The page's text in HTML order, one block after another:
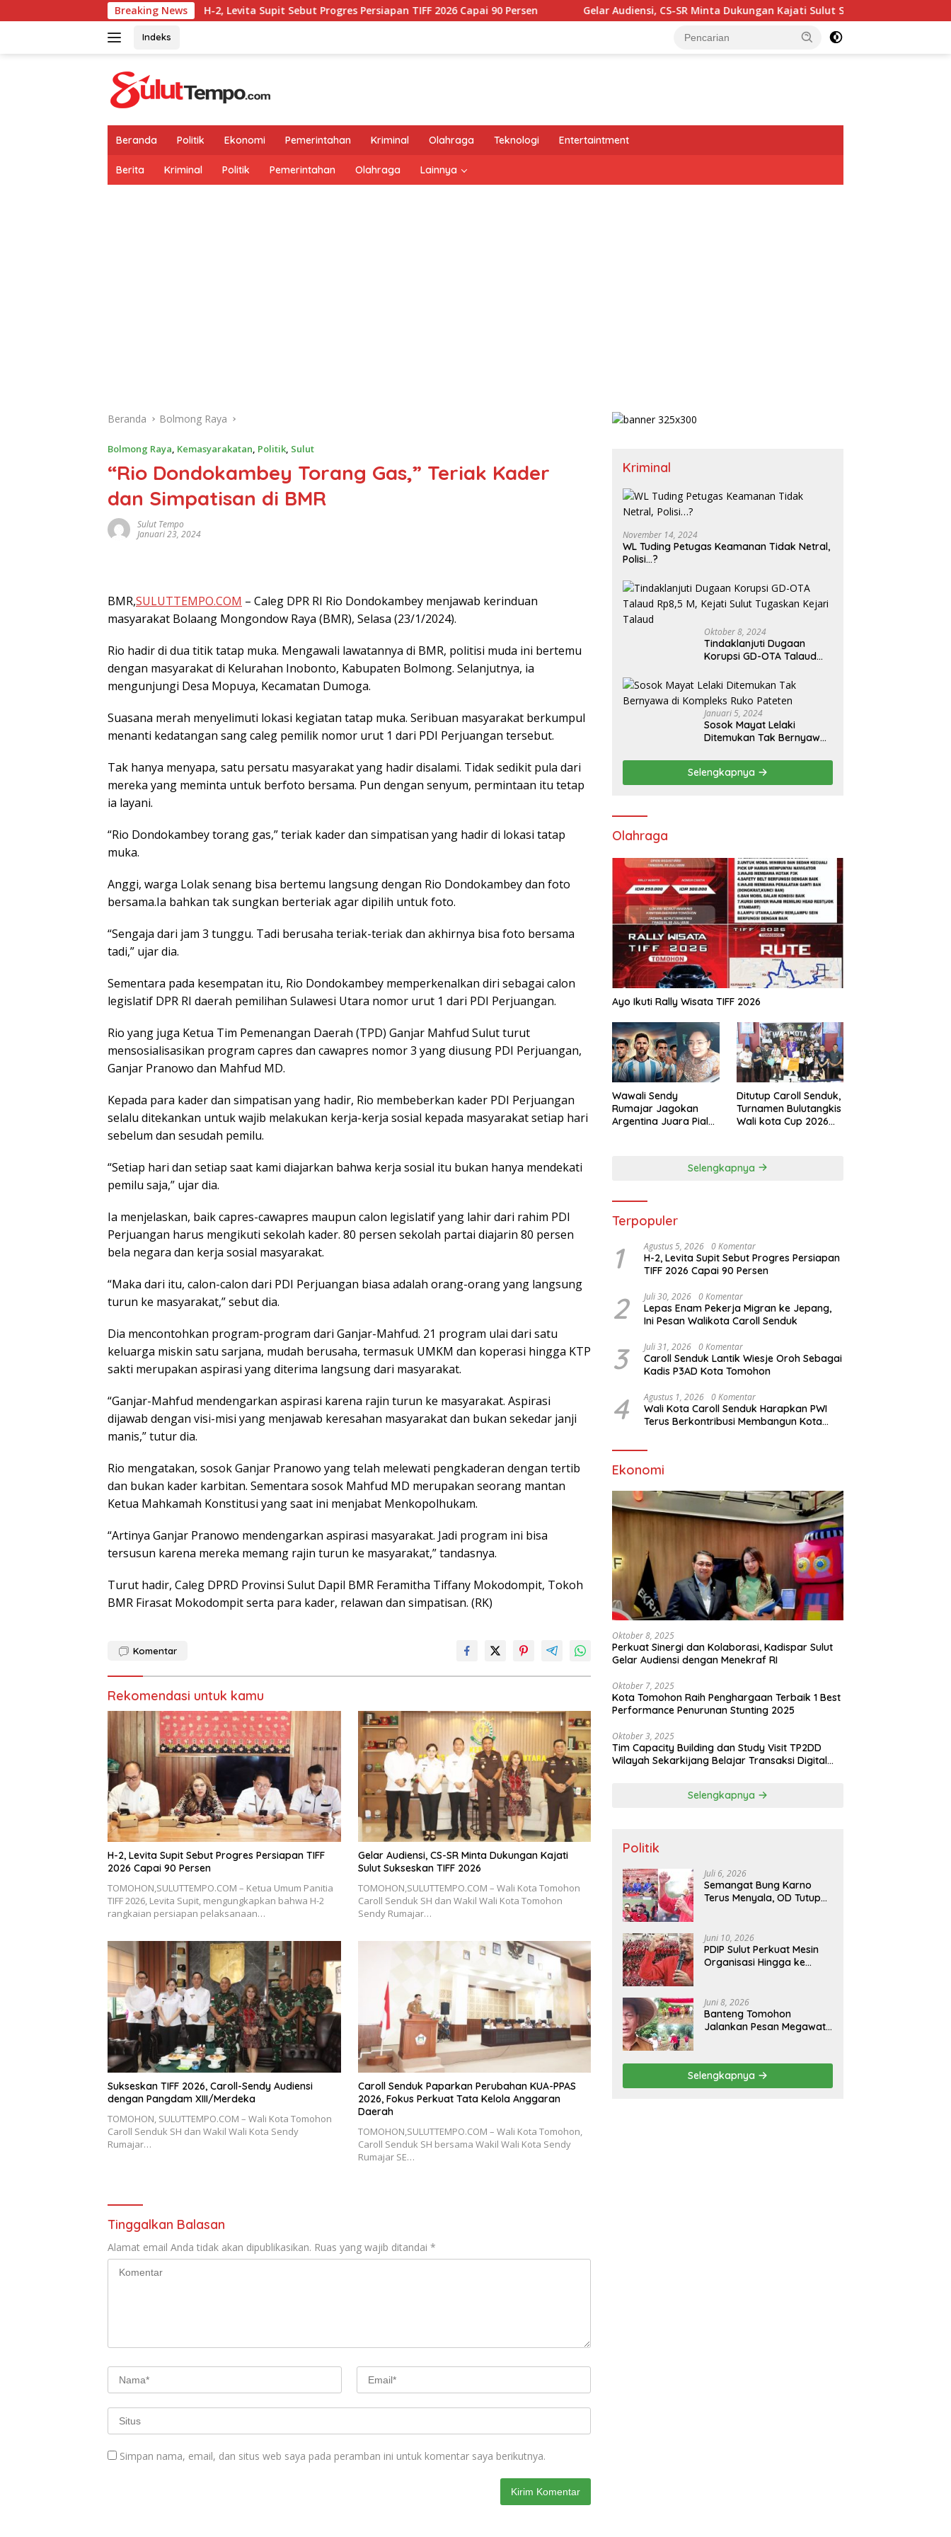
ke
Breaking News
H-2, Levita Supit Sebut Progres Persiapan TIFF 2026 Capai 90 Persen Gelar Audiensi, CS-SR Minta Dukungan Kajati Sulut Sukseskan TIFF 2026
Indeks
Beranda Politik Ekonomi Pemerintahan Kriminal Olahraga Teknologi Entertaintment
Berita Kriminal Politik Pemerintahan Olahraga Lainnya
Beranda Bolmong Raya
Bolmong Raya, Kemasyarakatan, Politik, Sulut
“Rio Dondokambey Torang Gas,” Teriak Kader
dan Simpatisan di BMR
Sulut Tempo
Januari 23, 2024
BMR,SULUTTEMPO.COM – Caleg DPR RI Rio Dondokambey menjawab kerinduan
masyarakat Bolaang Mongondow Raya (BMR), Selasa (23/1/2024).
Rio hadir di dua titik tatap muka. Mengawali lawatannya di BMR, politisi muda ini bertemu
dengan masyarakat di Kelurahan Inobonto, Kabupaten Bolmong. Selanjutnya, ia
mengunjungi Desa Mopuya, Kecamatan Dumoga.
Suasana merah menyelimuti lokasi kegiatan tatap muka. Seribuan masyarakat berkumpul
menanti kedatangan sang caleg pemilik nomor urut 1 dari PDI Perjuangan tersebut.
Tak hanya menyapa, satu persatu masyarakat yang hadir disalami. Tidak sedikit pula dari
mereka yang meminta untuk berfoto bersama. Pun dengan senyum, permintaan itu tetap
ia layani.
“Rio Dondokambey torang gas,” teriak kader dan simpatisan yang hadir di lokasi tatap
muka.
Anggi, warga Lolak senang bisa bertemu langsung dengan Rio Dondokambey dan foto
bersama.Ia bahkan tak sungkan berteriak agar dipilih untuk foto.
“Sengaja dari jam 3 tunggu. Tadi berusaha teriak-teriak dan akhirnya bisa foto bersama
tadi,” ujar dia.
Sementara pada kesempatan itu, Rio Dondokambey memperkenalkan diri sebagai calon
legislatif DPR RI daerah pemilihan Sulawesi Utara nomor urut 1 dari PDI Perjuangan.
Rio yang juga Ketua Tim Pemenangan Daerah (TPD) Ganjar Mahfud Sulut turut
mensosialisasikan program capres dan cawapres nomor 3 yang diusung PDI Perjuangan,
Ganjar Pranowo dan Mahfud MD.
Kepada para kader dan simpatisan yang hadir, Rio membeberkan kader PDI Perjuangan
selalu ditekankan untuk wajib melakukan kerja-kerja sosial kepada masyarakat setiap hari
sebelum dan sesudah pemilu.
“Setiap hari dan setiap saat kami diajarkan bahwa kerja sosial itu bukan hanya mendekati
pemilu saja,” ujar dia.
Ia menjelaskan, baik capres-cawapres maupun calon legislatif yang lahir dari rahim PDI
Perjuangan harus mengikuti sekolah kader. 80 persen sekolah partai diajarin 80 persen
bela negara dan kerja sosial masyarakat.
“Maka dari itu, calon-calon dari PDI Perjuangan biasa adalah orang-orang yang langsung
turun ke masyarakat,” sebut dia.
Dia mencontohkan program-program dari Ganjar-Mahfud. 21 program ulai dari satu
keluarga miskin satu sarjana, mudah berusaha, termasuk UMKM dan koperasi hingga KTP
sakti merupakan aspirasi yang diterima langsung dari masyarakat.
“Ganjar-Mahfud mendengarkan aspirasi karena rajin turun ke masyarakat. Aspirasi
dijawab dengan visi-misi yang menjawab keresahan masyarakat dan bukan sekedar janji
manis,” tutur dia.
Rio mengatakan, sosok Ganjar Pranowo yang telah melewati pengkaderan dengan tertib
dan bukan kader karbitan. Sementara sosok Mahfud MD merupakan seorang mantan
Ketua Mahkamah Konstitusi yang saat ini menjabat Menkopolhukam.
“Artinya Ganjar Pranowo mendengarkan aspirasi masyarakat. Jadi program ini bisa
tersusun karena mereka memang rajin turun ke masyarakat,” tandasnya.
Turut hadir, Caleg DPRD Provinsi Sulut Dapil BMR Feramitha Tiffany Mokodompit, Tokoh
BMR Firasat Mokodompit serta para kader, relawan dan simpatisan. (RK)
Komentar
Rekomendasi untuk kamu
H-2, Levita Supit Sebut Progres Persiapan TIFF
2026 Capai 90 Persen
TOMOHON,SULUTTEMPO.COM – Ketua Umum Panitia
TIFF 2026, Levita Supit, mengungkapkan bahwa H-2
rangkaian persiapan pelaksanaan…
Gelar Audiensi, CS-SR Minta Dukungan Kajati
Sulut Sukseskan TIFF 2026
TOMOHON,SULUTTEMPO.COM – Wali Kota Tomohon
Caroll Senduk SH dan Wakil Wali Kota Tomohon
Sendy Rumajar…
Sukseskan TIFF 2026, Caroll-Sendy Audiensi
dengan Pangdam XIII/Merdeka
TOMOHON, SULUTTEMPO.COM – Wali Kota Tomohon
Caroll Senduk SH dan Wakil Wali Kota Sendy
Rumajar…
Caroll Senduk Paparkan Perubahan KUA-PPAS
2026, Fokus Perkuat Tata Kelola Anggaran
Daerah
TOMOHON,SULUTTEMPO.COM – Wali Kota Tomohon,
Caroll Senduk SH bersama Wakil Wali Kota Sendy
Rumajar SE…
Tinggalkan Balasan
Alamat email Anda tidak akan dipublikasikan. Ruas yang wajib ditandai *
Simpan nama, email, dan situs web saya pada peramban ini untuk komentar saya berikutnya.
Kriminal
November 14, 2024
WL Tuding Petugas Keamanan Tidak Netral,
Polisi…?
Oktober 8, 2024
Tindaklanjuti Dugaan
Korupsi GD-OTA Talaud
Tugaskan Kejari Talaud
Januari 5, 2024
Sosok Mayat Lelaki
Ditemukan Tak Bernyawa
Selengkapnya
Olahraga
Ayo Ikuti Rally Wisata TIFF 2026
Wawali Sendy
Rumajar Jagokan
Argentina Juara Piala
Ditutup Caroll Senduk,
Turnamen Bulutangkis
Wali kota Cup 2026
Selengkapnya
Terpopuler
1 Agustus 5, 2026 0 Komentar
H-2, Levita Supit Sebut Progres Persiapan
TIFF 2026 Capai 90 Persen
2 Juli 30, 2026 0 Komentar
Lepas Enam Pekerja Migran ke Jepang,
Ini Pesan Walikota Caroll Senduk
3 Juli 31, 2026 0 Komentar
Caroll Senduk Lantik Wiesje Oroh Sebagai
Kadis P3AD Kota Tomohon
4 Agustus 1, 2026 0 Komentar
Wali Kota Caroll Senduk Harapkan PWI
Terus Berkontribusi Membangun Kota
Ekonomi
Oktober 8, 2025
Perkuat Sinergi dan Kolaborasi, Kadispar Sulut
Gelar Audiensi dengan Menekraf RI
Oktober 7, 2025
Kota Tomohon Raih Penghargaan Terbaik 1 Best
Performance Penurunan Stunting 2025
Oktober 3, 2025
Tim Capacity Building dan Study Visit TP2DD
Wilayah Sekarkijang Belajar Transaksi Digital
Selengkapnya
Politik
Juli 6, 2026
Semangat Bung Karno
Terus Menyala, OD Tutup
Juni 10, 2026
PDIP Sulut Perkuat Mesin
Organisasi Hingga ke
Juni 8, 2026
Banteng Tomohon
Jalankan Pesan Megawati
Pangan
Selengkapnya